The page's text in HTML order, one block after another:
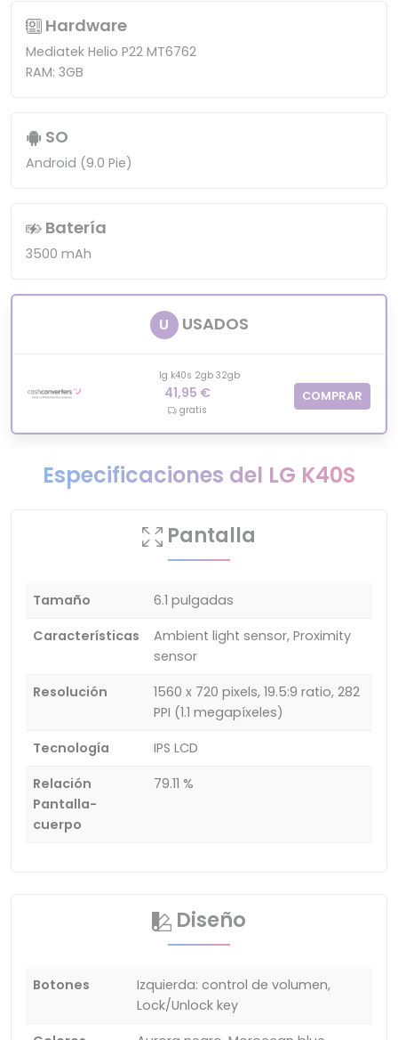
Hardware
Mediatek Helio P22 MT6762
RAM: 3GB
SO
Android (9.0 Pie)
Batería
3500 mAh
U USADOS
lg k40s 2gb 32gb
41,95 €
gratis
COMPRAR
Especificaciones del LG K40S
Pantalla
Tamaño
6.1 pulgadas
Características
Ambient light sensor, Proximity
sensor
Resolución
1560 x 720 pixels, 19.5:9 ratio, 282
PPI (1.1 megapíxeles)
Tecnología
IPS LCD
Relación
Pantalla-
cuerpo
79.11 %
Diseño
Botones
Izquierda: control de volumen,
Lock/Unlock key